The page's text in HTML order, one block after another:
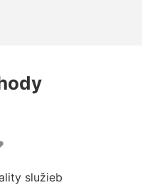
služieb